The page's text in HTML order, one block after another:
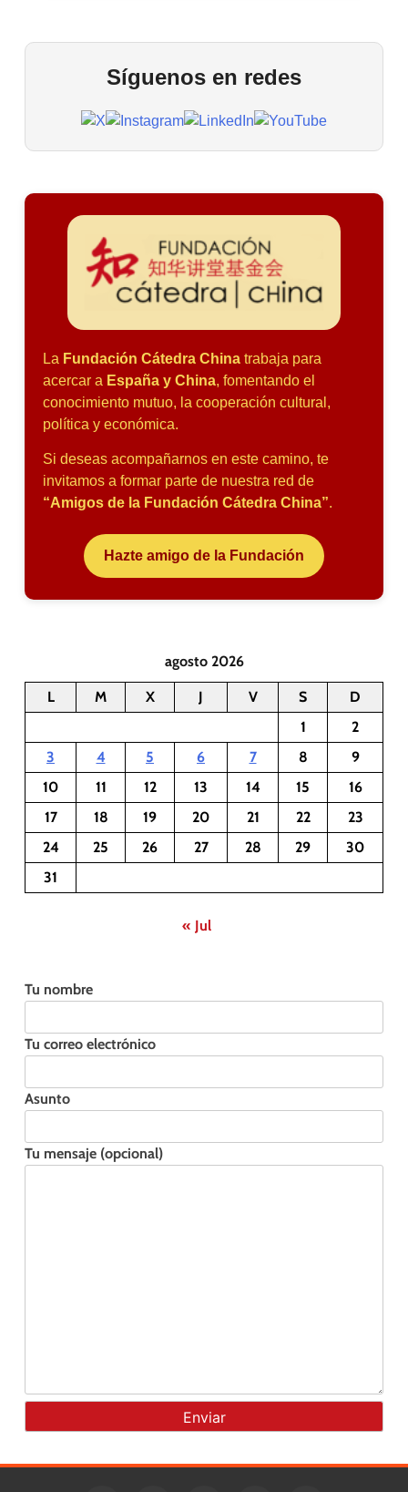
Síguenos en redes
La Fundación Cátedra China trabaja para
acercar a España y China, fomentando el
conocimiento mutuo, la cooperación cultural,
política y económica.
Si deseas acompañarnos en este camino, te
invitamos a formar parte de nuestra red de
“Amigos de la Fundación Cátedra China”.
Hazte amigo de la Fundación
agosto 2026
L M X J V S
D
1
2
3
4 5 6 7 8
9
10
11 12 13 14 15
16
17
18 19 20 21 22
23
24
25 26 27 28 29
30
31
« Jul
Tu nombre
Tu correo electrónico
Asunto
Tu mensaje (opcional)